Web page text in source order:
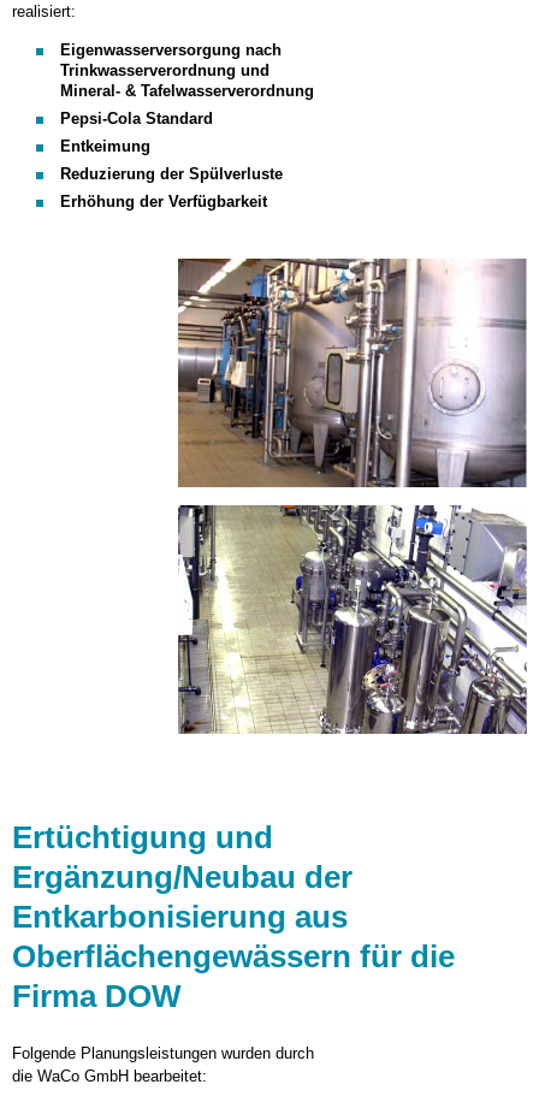
realisiert:
Eigenwasserversorgung nach
Trinkwasserverordnung und
Mineral- & Tafelwasserverordnung
Pepsi-Cola Standard
Entkeimung
Reduzierung der Spülverluste
Erhöhung der Verfügbarkeit
Ertüchtigung und
Ergänzung/Neubau der
Entkarbonisierung aus
Oberflächengewässern für die
Firma DOW
Folgende Planungsleistungen wurden durch
die WaCo GmbH bearbeitet: